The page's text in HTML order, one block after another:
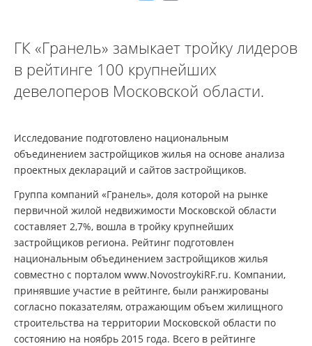
ГК «Гранель» замыкает тройку лидеров
в рейтинге 100 крупнейших
девелоперов Московской области.
Исследование подготовлено национальным
объединением застройщиков жилья на основе анализа
проектных деклараций и сайтов застройщиков.
Группа компаний «Гранель», доля которой на рынке
первичной жилой недвижимости Московской области
составляет 2,7%, вошла в тройку крупнейших
застройщиков региона. Рейтинг подготовлен
национальным объединением застройщиков жилья
совместно с порталом www.NovostroykiRF.ru. Компании,
принявшие участие в рейтинге, были ранжированы
согласно показателям, отражающим объем жилищного
строительства на территории Московской области по
состоянию на ноябрь 2015 года. Всего в рейтинге